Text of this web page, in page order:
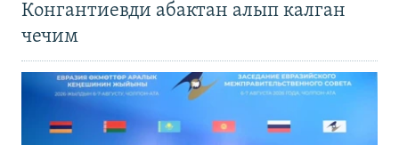
Конгантиевди абактан алып калган
чечим